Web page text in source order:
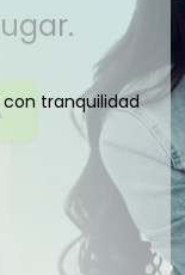
tranquilidad